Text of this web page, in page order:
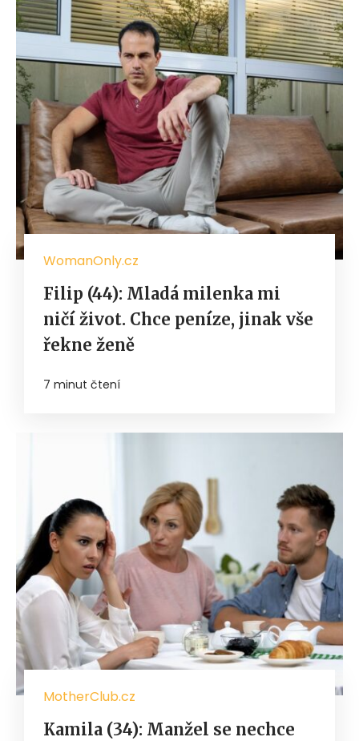
WomanOnly.cz
Filip (44): Mladá milenka mi
ničí život. Chce peníze, jinak vše
řekne ženě
7 minut čtení
MotherClub.cz
Kamila (34): Manžel se nechce